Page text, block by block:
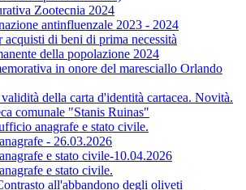
Zootecnia 2024
antinfluenzale 2023 - 2024
acquisti di beni di prima necessità
della popolazione 2024
in onore del maresciallo Orlando
della carta d'identità cartacea. Novità.
comunale "Stanis Ruinas"
anagrafe e stato civile.
- 26.03.2026
e stato civile-10.04.2026
e stato civile.
all'abbandono degli oliveti